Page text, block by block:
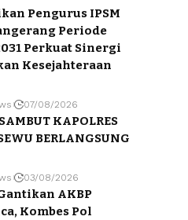
Pengurus IPSM
Periode
Perkuat Sinergi
Kesejahteraan
07/08/2026
KAPOLRES
BERLANGSUNG
03/08/2026
AKBP
Kombes Pol